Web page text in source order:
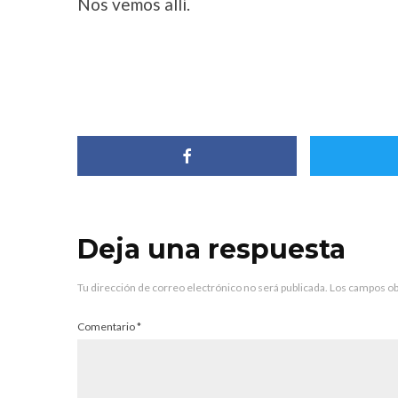
Deja una respuesta
Tu dirección de correo electrónico no será publicada. Los campos
Comentario*